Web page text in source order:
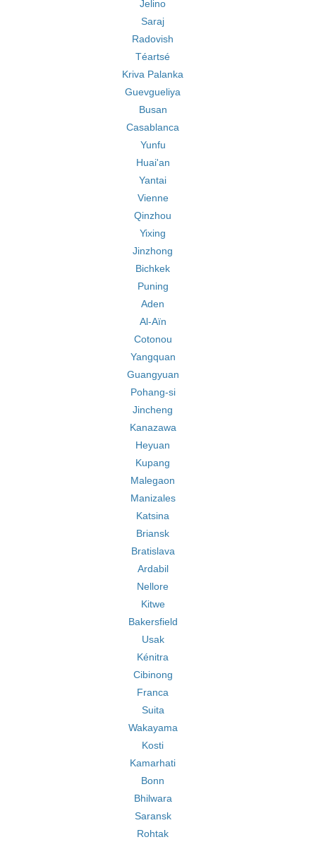
Jelino
Saraj
Radovish
Téartsé
Kriva Palanka
Guevgueliya
Busan
Casablanca
Yunfu
Huai'an
Yantai
Vienne
Qinzhou
Yixing
Jinzhong
Bichkek
Puning
Aden
Al-Aïn
Cotonou
Yangquan
Guangyuan
Pohang-si
Jincheng
Kanazawa
Heyuan
Kupang
Malegaon
Manizales
Katsina
Briansk
Bratislava
Ardabil
Nellore
Kitwe
Bakersfield
Usak
Kénitra
Cibinong
Franca
Suita
Wakayama
Kosti
Kamarhati
Bonn
Bhilwara
Saransk
Rohtak